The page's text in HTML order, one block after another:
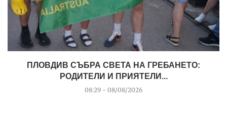
ПЛОВДИВ СЪБРА СВЕТА НА ГРЕБАНЕТО:
РОДИТЕЛИ И ПРИЯТЕЛИ...
08:29 - 08/08/2026